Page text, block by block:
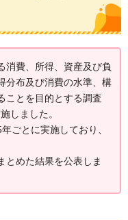
消費、所得、資産及び負
分布及び消費の水準、構
ことを目的とする調査
しました。
ごとに実施しており、
とめた結果を公表しま